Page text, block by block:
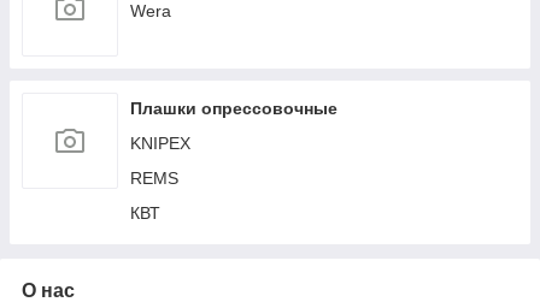
Wera
Плашки опрессовочные
KNIPEX
REMS
КВТ
О нас